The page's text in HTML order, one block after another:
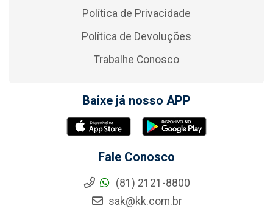
Política de Privacidade
Política de Devoluções
Trabalhe Conosco
Baixe já nosso APP
Fale Conosco
(81) 2121-8800
sak@kk.com.br